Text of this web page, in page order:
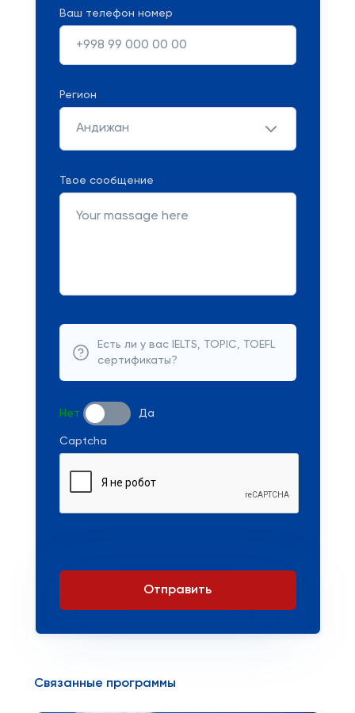
Ваш телефон номер
Регион
Андижан
Твое сообщение
Есть ли у вас IELTS, TOPIC, TOEFL
сертификаты?
Нет Да
Captcha
Отправить
Связанные программы